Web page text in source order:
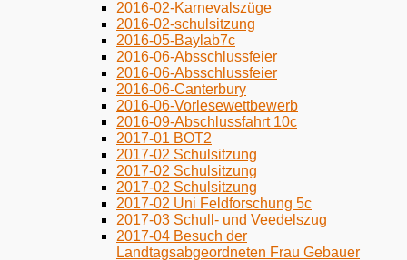
2016-02-Karnevalszüge
2016-02-schulsitzung
2016-05-Baylab7c
2016-06-Absschlussfeier
2016-06-Absschlussfeier
2016-06-Canterbury
2016-06-Vorlesewettbewerb
2016-09-Abschlussfahrt 10c
2017-01 BOT2
2017-02 Schulsitzung
2017-02 Schulsitzung
2017-02 Schulsitzung
2017-02 Uni Feldforschung 5c
2017-03 Schull- und Veedelszug
2017-04 Besuch der
Landtagsabgeordneten Frau Gebauer